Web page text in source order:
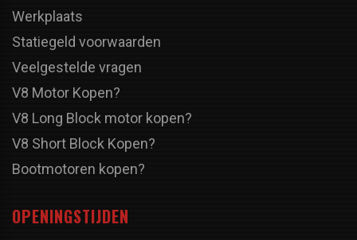
Werkplaats
Statiegeld voorwaarden
Veelgestelde vragen
V8 Motor Kopen?
V8 Long Block motor kopen?
V8 Short Block Kopen?
Bootmotoren kopen?
OPENINGSTIJDEN